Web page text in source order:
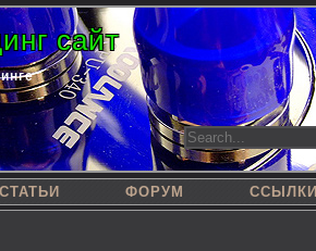
сайт
СТАТЬИ ФОРУМ ССЫЛКИ